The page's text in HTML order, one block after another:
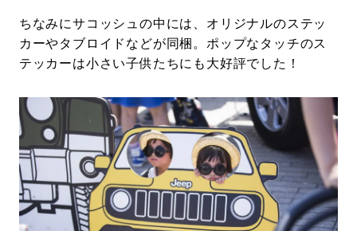
ちなみにサコッシュの中には、オリジナルのステッ
カーやタブロイドなどが同梱。ポップなタッチのス
テッカーは小さい子供たちにも大好評でした！